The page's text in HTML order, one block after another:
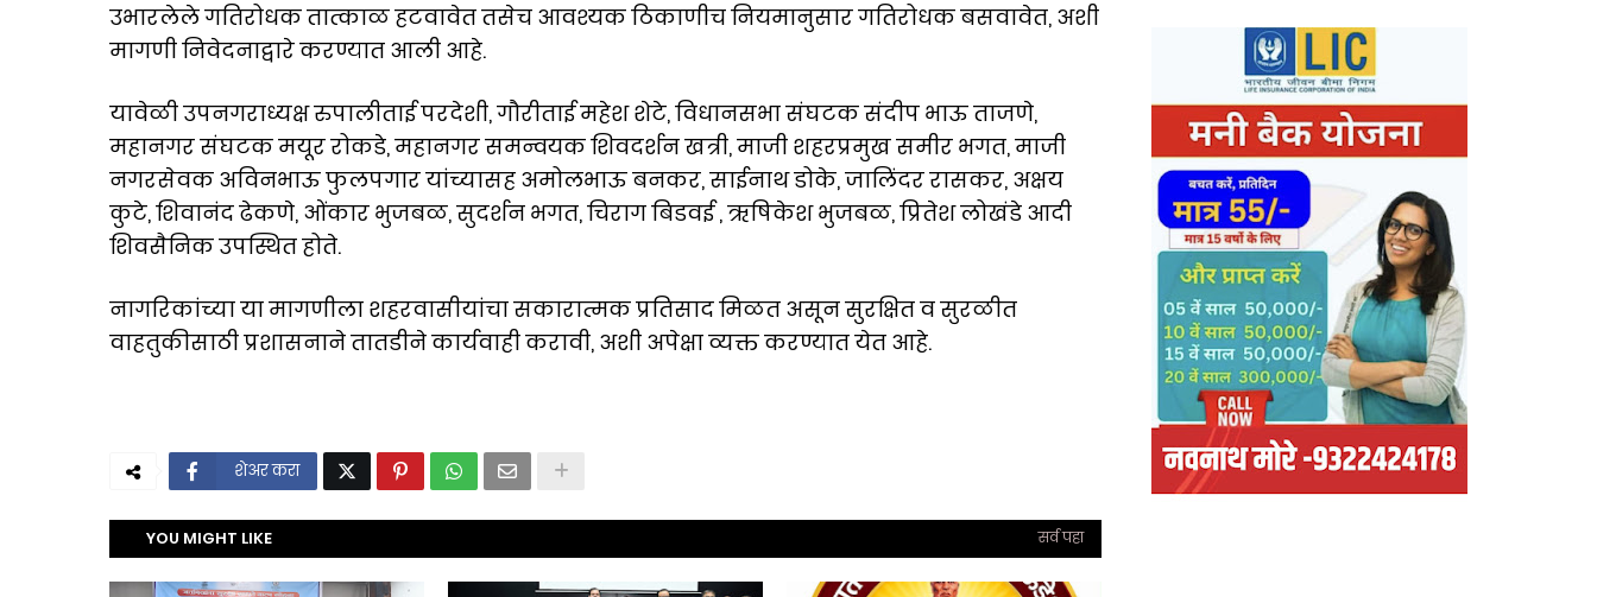
उभारलेले गतिरोधक तात्काळ हटवावेत तसेच आवश्यक ठिकाणीच नियमानुसार गतिरोधक बसवावेत, अशी
मागणी निवेदनाद्वारे करण्यात आली आहे.
यावेळी उपनगराध्यक्ष रुपालीताई परदेशी, गौरीताई महेश शेटे, विधानसभा संघटक संदीप भाऊ ताजणे,
महानगर संघटक मयूर रोकडे, महानगर समन्वयक शिवदर्शन खत्री, माजी शहरप्रमुख समीर भगत, माजी
नगरसेवक अविनभाऊ फुलपगार यांच्यासह अमोलभाऊ बनकर, साईनाथ डोके, जालिंदर रासकर, अक्षय
कुटे, शिवानंद ढेकणे, ओंकार भुजबळ, सुदर्शन भगत, चिराग बिडवई , ऋषिकेश भुजबळ, प्रितेश लोखंडे आदी
शिवसैनिक उपस्थित होते.
नागरिकांच्या या मागणीला शहरवासीयांचा सकारात्मक प्रतिसाद मिळत असून सुरक्षित व सुरळीत
वाहतुकीसाठी प्रशासनाने तातडीने कार्यवाही करावी, अशी अपेक्षा व्यक्त करण्यात येत आहे.
शेअर करा
YOU MIGHT LIKE सर्व पहा